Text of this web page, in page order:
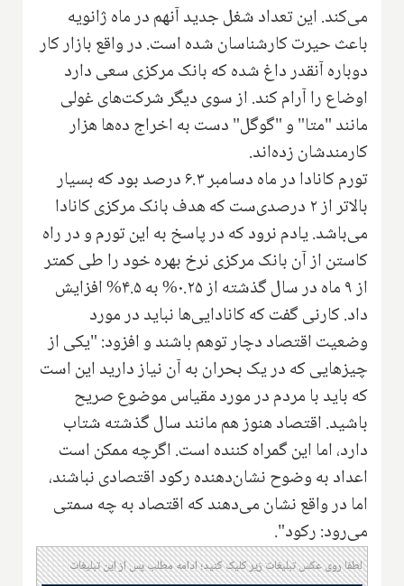
می‌کند. این تعداد شغل جدید آنهم در ماه ژانویه
باعث حیرت کارشناسان شده است. در واقع بازار کار
دوباره آنقدر داغ شده که بانک مرکزی سعی دارد
اوضاع را آرام کند. از سوی دیگر شرکت‌های غولی
مانند "متا" و "گوگل" دست به اخراج ده‌ها هزار
کارمندشان زده‌اند.
تورم کانادا در ماه دسامبر ۶.۳ درصد بود که بسیار
بالاتر از ۲ درصدی‌ست که هدف بانک مرکزی کانادا
می‌باشد. یادم نرود که در پاسخ به این تورم و در راه
کاستن از آن بانک مرکزی نرخ بهره خود را طی کمتر
از ۹ ماه در سال گذشته از ۰.۲۵% به ۴.۵% افزایش
داد. کارنی گفت که کانادایی‌ها نباید در مورد
وضعیت اقتصاد دچار توهم باشند و افزود: "یکی از
چیزهایی که در یک بحران به آن نیاز دارید این است
که باید با مردم در مورد مقیاس موضوع صریح
باشید. اقتصاد هنوز هم مانند سال گذشته شتاب
دارد، اما این گمراه کننده است. اگرچه ممکن است
اعداد به وضوح نشان‌دهنده رکود اقتصادی نباشند،
اما در واقع نشان می‌دهند که اقتصاد به چه سمتی
می‌رود: رکود".
لطفا روی عکس تبلیغات زیر کلیک کنید؛ ادامه مطلب پس از این تبلیغات